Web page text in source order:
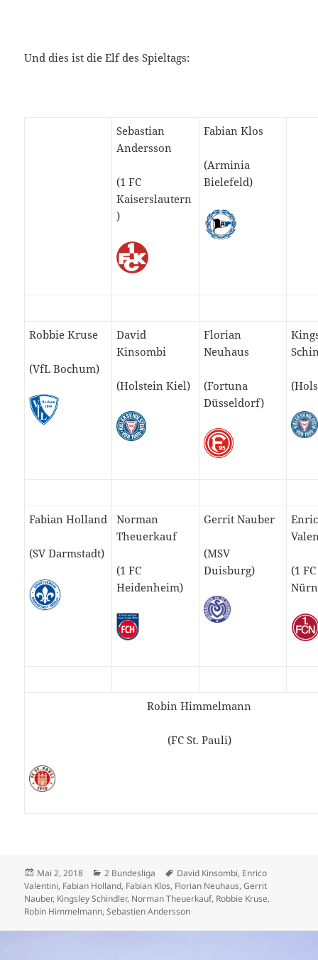
Und dies ist die Elf des Spieltags:
Sebastian
Andersson
(1 FC
Kaiserslautern
)
Fabian Klos
(Arminia
Bielefeld)
Robbie Kruse
(VfL Bochum)
David
Kinsombi
(Holstein Kiel)
Florian
Neuhaus
(Fortuna
Düsseldorf)
Fabian Holland
(SV Darmstadt)
Norman
Theuerkauf
(1 FC
Heidenheim)
Gerrit Nauber
(MSV
Duisburg)
(1 FC
Robin Himmelmann
(FC St. Pauli)
Veröffentlicht
am
Mai 2, 2018 Kategorien
2 Bundesliga Schlagwörter
David Kinsombi, Enrico
Valentini, Fabian Holland, Fabian Klos, Florian Neuhaus,Gerrit
Nauber, Kingsley Schindler, Norman Theuerkauf, Robbie Kruse,
Robin Himmelmann,Sebastien Andersson